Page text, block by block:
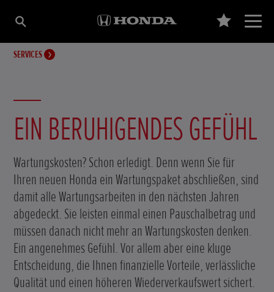
SERVICES
EIN BERUHIGENDES GEFÜHL
Wartungskosten? Schon erledigt. Denn wenn Sie für
Ihren neuen Honda ein Wartungspaket abschließen, sind
damit alle Wartungsarbeiten in den nächsten Jahren
abgedeckt. Sie leisten einmal einen Pauschalbetrag und
müssen danach nicht mehr an Wartungskosten denken.
Ein angenehmes Gefühl. Vor allem aber eine kluge
Entscheidung, die Ihnen finanzielle Vorteile, verlässliche
Qualität und einen höheren Wiederverkaufswert sichert.